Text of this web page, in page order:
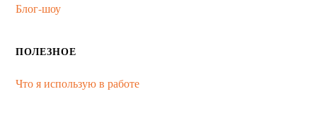
Блог-шоу
ПОЛЕЗНОЕ
Что я использую в работе